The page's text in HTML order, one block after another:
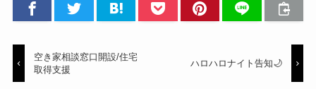
空き家相談窓口開設/住宅
取得支援
ハロハロナイト告知🌙